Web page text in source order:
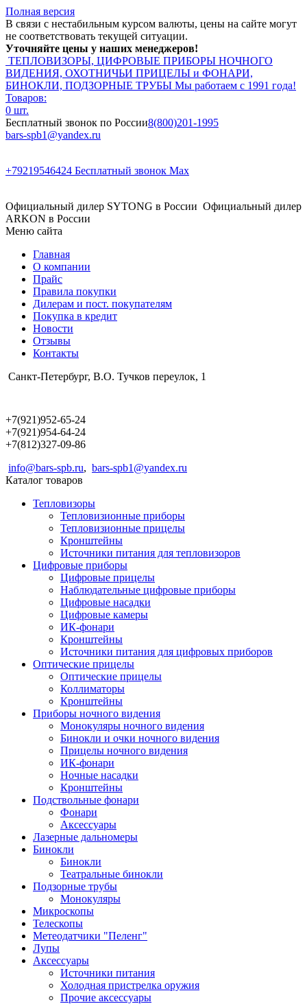
Полная версия
В связи с нестабильным курсом валюты, цены на сайте могут
не соответствовать текущей ситуации.
Уточняйте цены у наших менеджеров!
ТЕПЛОВИЗОРЫ, ЦИФРОВЫЕ ПРИБОРЫ НОЧНОГО
ВИДЕНИЯ, ОХОТНИЧЬИ ПРИЦЕЛЫ и ФОНАРИ,
БИНОКЛИ, ПОДЗОРНЫЕ ТРУБЫ Мы работаем с 1991 года!
Товаров:
0 шт.
Бесплатный звонок по России8(800)201-1995
bars-spb1@yandex.ru
+79219546424 Бесплатный звонок Max
Официальный дилер SYTONG в России Официальный дилер
ARKON в России
Меню сайта
Главная
О компании
Прайс
Правила покупки
Дилерам и пост. покупателям
Покупка в кредит
Новости
Отзывы
Контакты
Санкт-Петербург, В.О. Тучков переулок, 1
+7(921)952-65-24
+7(921)954-64-24
+7(812)327-09-86
info@bars-spb.ru, bars-spb1@yandex.ru
Каталог товаров
Тепловизоры
Тепловизионные приборы
Тепловизионные прицелы
Кронштейны
Источники питания для тепловизоров
Цифровые приборы
Цифровые прицелы
Наблюдательные цифровые приборы
Цифровые насадки
Цифровые камеры
ИК-фонари
Кронштейны
Источники питания для цифровых приборов
Оптические прицелы
Оптические прицелы
Коллиматоры
Кронштейны
Приборы ночного видения
Монокуляры ночного видения
Бинокли и очки ночного видения
Прицелы ночного видения
ИК-фонари
Ночные насадки
Кронштейны
Подствольные фонари
Фонари
Аксессуары
Лазерные дальномеры
Бинокли
Бинокли
Театральные бинокли
Подзорные трубы
Монокуляры
Микроскопы
Телескопы
Метеодатчики "Пеленг"
Лупы
Аксессуары
Источники питания
Холодная пристрелка оружия
Прочие аксессуары